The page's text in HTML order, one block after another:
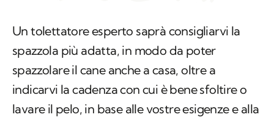
Un tolettatore esperto saprà consigliarvi la
spazzola più adatta, in modo da poter
spazzolare il cane anche a casa, oltre a
indicarvi la cadenza con cui è bene sfoltire o
lavare il pelo, in base alle vostre esigenze e alla